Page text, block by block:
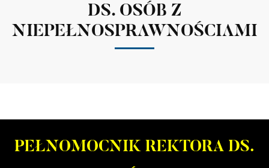
DS. OSÓB Z
NIEPEŁNOSPRAWNOŚCIAMI
PEŁNOMOCNIK REKTORA DS.